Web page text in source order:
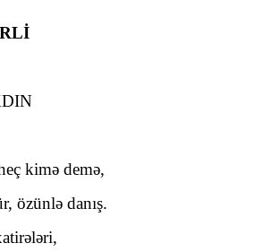
kimə demə,
özünlə danış.